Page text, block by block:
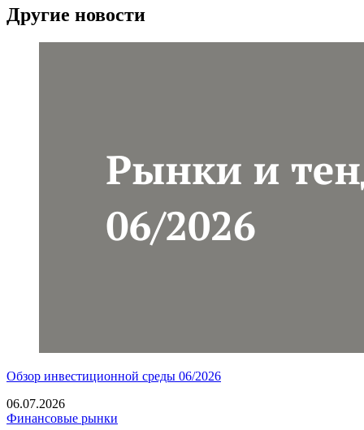
Другие новости
Обзор инвестиционной среды 06/2026
06.07.2026
Финансовые рынки